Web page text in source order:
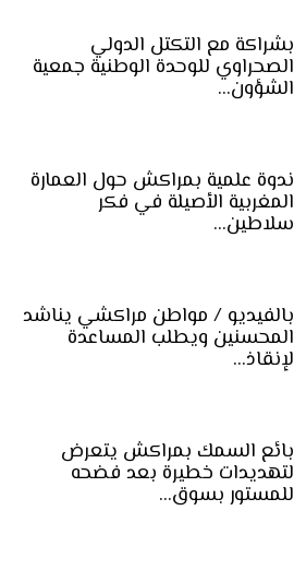
بشراكة مع التكتل الدولي
الصحراوي للوحدة الوطنية جمعية
الشؤون…
ندوة علمية بمراكش حول العمارة
المغربية الأصيلة في فكر
سلاطين…
بالفيديو / مواطن مراكشي يناشد
المحسنين ويطلب المساعدة
لإنقاذ…
بائع السمك بمراكش يتعرض
لتهديدات خطيرة بعد فضحه
للمستور بسوق…